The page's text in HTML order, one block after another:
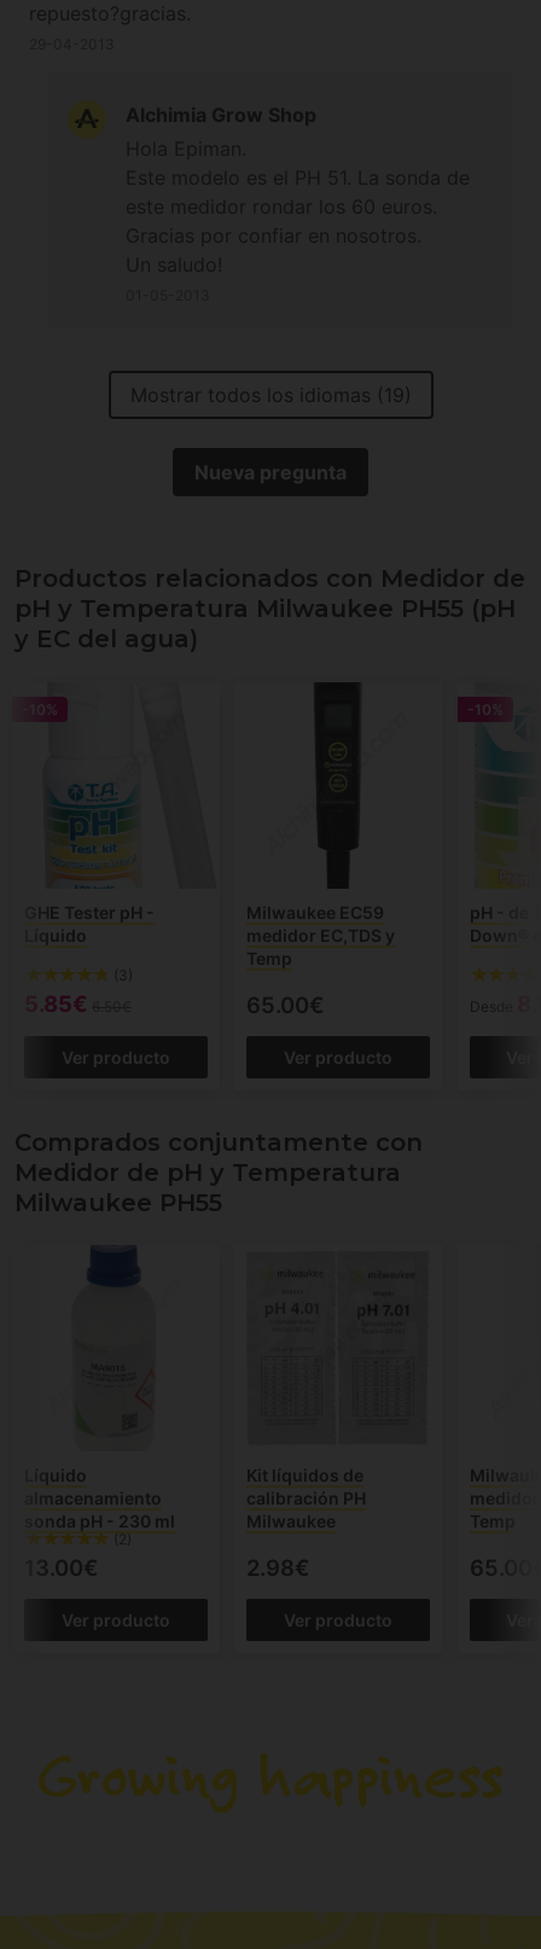
repuesto?gracias.
Alchimia Grow Shop
Mostrar todos los idiomas (19)
Nueva pregunta
Productos relacionados con Medidor de
pH y Temperatura Milwaukee PH55 (pH
y EC del agua)
-10%
GHE Tester pH -
Líquido
(3)
5.85€
Ver producto
Milwaukee EC59
medidor EC,TDS y
Temp
65.00€
Ver producto
-10%
pH - de
Down®
Desde
Comprados conjuntamente con
Medidor de pH y Temperatura
Milwaukee PH55
Líquido
almacenamiento
sonda pH - 230 ml
(2)
13.00€
Ver producto
Kit líquidos de
calibración PH
Milwaukee
2.98€
Ver producto
medidor
Temp